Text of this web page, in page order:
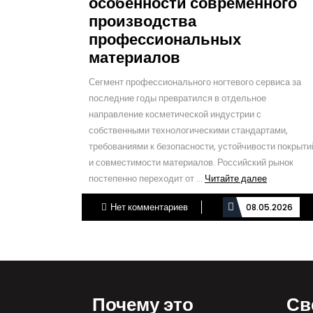
производства
профессиональных
материалов
Сегмент профессионального ногтевого сервиса за
последние годы превратился в отдельное
направление косметической индустрии с
собственными технологическими стандартами,
требованиями к безопасности, устойчивости
и совместимости материалов. Российский рынок
постепенно переходит от ... Читайте далееЧитайте
далее
Нет комментариев
08.05.2026
Почему это